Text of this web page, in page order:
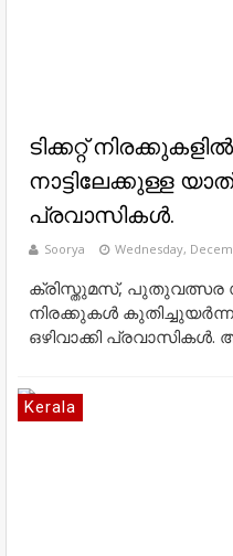
ടിക്കറ്റ്
നാട്ടിലേക്കുള്ള
പ്രവാസികൾ.
Soorya Wednesday,
ക്രിസ്തുമസ്, പുതുവത്സര
നിരക്കുകള്‍
ഒഴിവാക്കി
Kerala